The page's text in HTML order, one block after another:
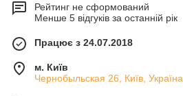
Рейтинг не сформований
Менше 5 відгуків за останній рік
Працює з 24.07.2018
м. Київ
Чернобыльская 26, Київ, Україна